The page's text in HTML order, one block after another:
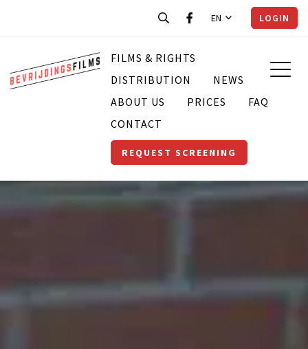
EN LOGIN
FILMS & RIGHTS
DISTRIBUTION
NEWS
ABOUT US
PRICES
FAQ
CONTACT
REQUEST SCREENING